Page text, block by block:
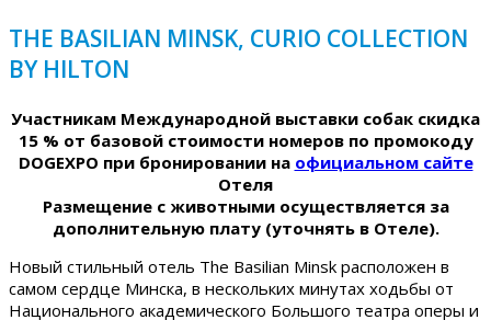
THE BASILIAN MINSK, CURIO COLLECTION
BY HILTON
Участникам Международной выставки собак скидка
15 % от базовой стоимости номеров по промокоду
DOGEXPO при бронировании на официальном сайте
Отеля
Размещение с животными осуществляется за
дополнительную плату (уточнять в Отеле).
Новый стильный отель The Basilian Minsk расположен в
самом сердце Минска, в нескольких минутах ходьбы от
Национального академического Большого театра оперы и